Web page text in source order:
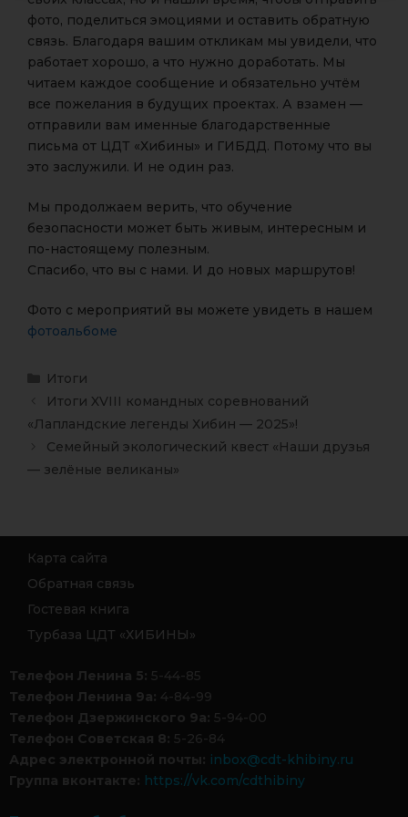
фото, поделиться эмоциями и оставить обратную
связь. Благодаря вашим откликам мы увидели, что
работает хорошо, а что нужно доработать. Мы
читаем каждое сообщение и обязательно учтём
все пожелания в будущих проектах. А взамен —
отправили вам именные благодарственные
письма от ЦДТ «Хибины» и ГИБДД. Потому что вы
это заслужили. И не один раз.
Мы продолжаем верить, что обучение
безопасности может быть живым, интересным и
по-настоящему полезным.
Спасибо, что вы с нами. И до новых маршрутов!
Фото с мероприятий вы можете увидеть в нашем
фотоальбоме
Итоги
Итоги XVIII командных соревнований
«Лапландские легенды Хибин — 2025»!
Семейный экологический квест «Наши друзья
— зелёные великаны»
Карта сайта
Обратная связь
Гостевая книга
Турбаза ЦДТ «ХИБИНЫ»
Телефон Ленина 5: 5-44-85
Телефон Ленина 9а: 4-84-99
Телефон Дзержинского 9а: 5-94-00
Телефон Советская 8: 5-26-84
Адрес электронной почты: inbox@cdt-khibiny.ru
Группа вконтакте: https://vk.com/cdthibiny